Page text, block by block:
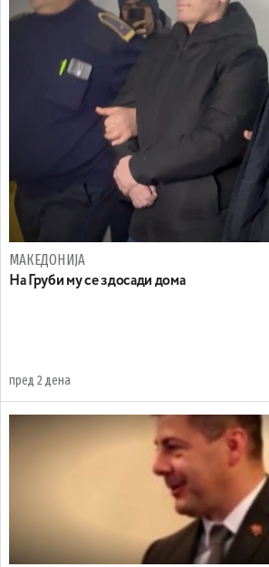
МАКЕДОНИЈА
На Груби му се здосади дома
пред 2 дена